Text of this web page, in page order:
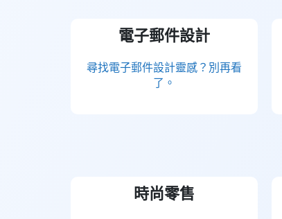
電子郵件設計
尋找電子郵件設計靈感？別再看
了。
時尚零售